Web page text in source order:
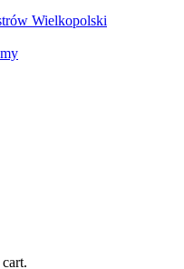
Wielkopolski